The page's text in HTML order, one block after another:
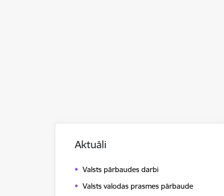
Aktuāli
Valsts pārbaudes darbi
Valsts valodas prasmes pārbaude